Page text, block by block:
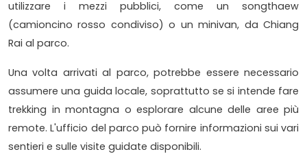
utilizzare i mezzi pubblici, come un songthaew
(camioncino rosso condiviso) o un minivan, da Chiang
Rai al parco.
Una volta arrivati al parco, potrebbe essere necessario
assumere una guida locale, soprattutto se si intende fare
trekking in montagna o esplorare alcune delle aree più
remote. L'ufficio del parco può fornire informazioni sui vari
sentieri e sulle visite guidate disponibili.